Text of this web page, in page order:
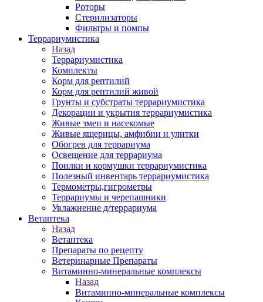
Роторы
Стерилизаторы
Фильтры и помпы
Террариумистика
Назад
Террариумистика
Комплекты
Корм для рептилий
Корм для рептилий живой
Грунты и субстраты террариумистика
Декорации и укрытия террариумистика
Живые змеи и насекомые
Живые ящерицы, амфибии и улитки
Обогрев для террариума
Освещение для террариума
Поилки и кормушки террариумистика
Полезный инвентарь террариумистика
Термометры,гигрометры
Террариумы и черепашники
Увлажнение д/террариума
Ветаптека
Назад
Ветаптека
Препараты по рецепту
Ветеринарные Препараты
Витаминно-минеральные комплексы
Назад
Витаминно-минеральные комплексы